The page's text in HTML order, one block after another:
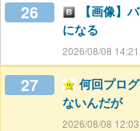
26
【画像】
になる
2026/08/08 14:21
27
何回プロ
ないんだが
2026/08/08 12:03